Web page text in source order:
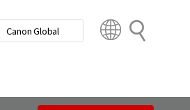
検
Canon Global
t